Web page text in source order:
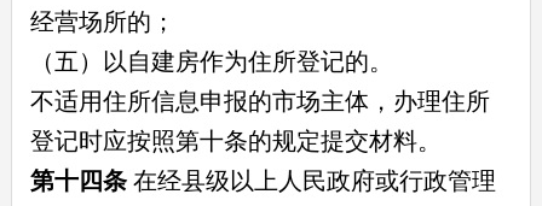
经营场所的；
（五）以自建房作为住所登记的。
不适用住所信息申报的市场主体，办理住所
登记时应按照第十条的规定提交材料。
第十四条在经县级以上人民政府或行政管理